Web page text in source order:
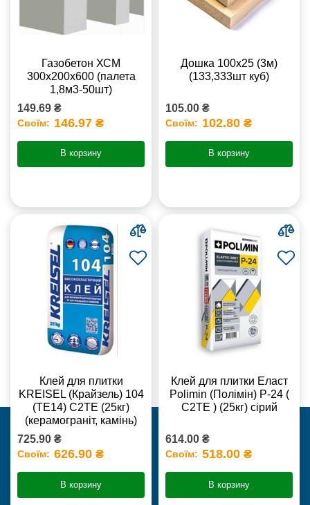
Газобетон ХСМ
300x200x600 (палета
1,8м3-50шт)
149.69 ₴
Своїм: 146.97 ₴
В корзину
Дошка 100х25 (3м)
(133,333шт куб)
105.00 ₴
Своїм: 102.80 ₴
В корзину
Клей для плитки
KREISEL (Крайзель) 104
(ТЕ14) С2TE (25кг)
(керамограніт, камінь)
725.90 ₴
Своїм: 626.90 ₴
В корзину
Клей для плитки Еласт
Polimin (Полімін) Р-24 (
С2ТЕ ) (25кг) сірий
614.00 ₴
Своїм: 518.00 ₴
В корзину